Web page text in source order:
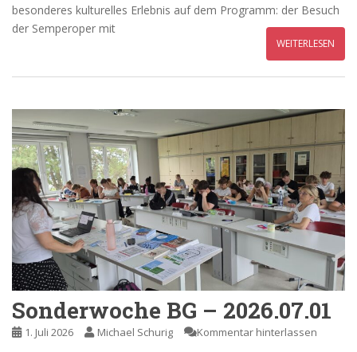
besonderes kulturelles Erlebnis auf dem Programm: der Besuch
der Semperoper mit
WEITERLESEN
Sonderwoche BG – 2026.07.01
1. Juli 2026 Michael Schurig Kommentar hinterlassen